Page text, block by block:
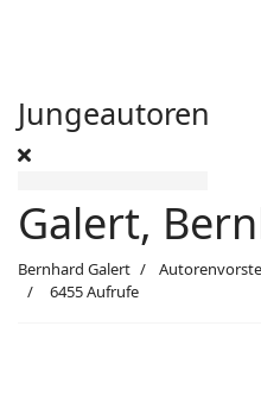
Jungeautoren
Galert,
Bernhard Galert
6455 Aufrufe